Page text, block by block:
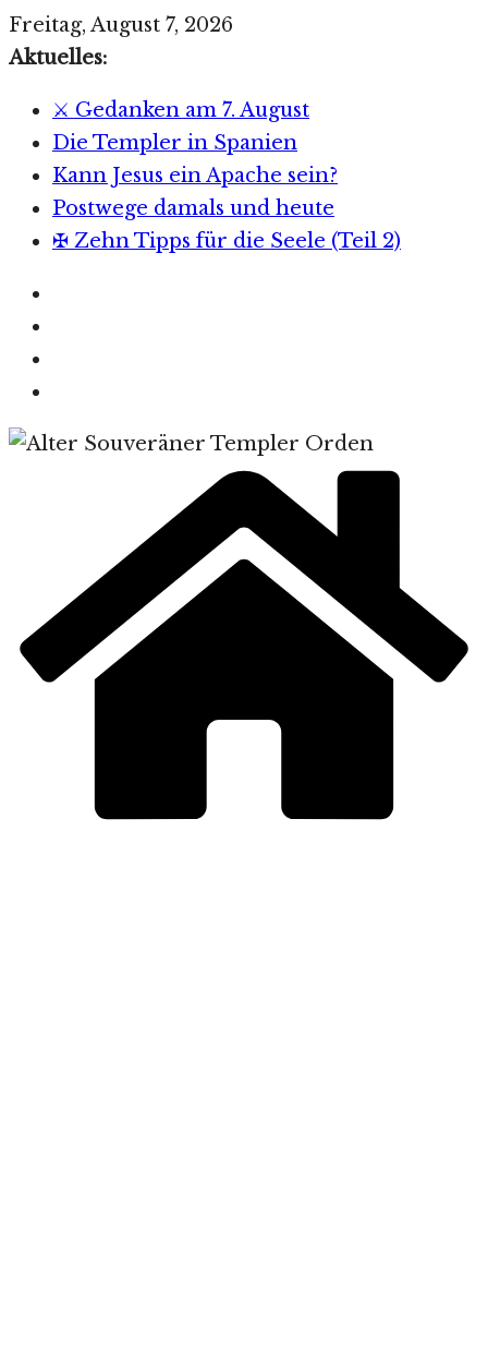
Zum
Inhalt
Freitag, August 7, 2026
Aktuelles:
⚔️ Gedanken am 7. August
Die Templer in Spanien
Kann Jesus ein Apache sein?
Postwege damals und heute
✠ Zehn Tipps für die Seele (Teil 2)